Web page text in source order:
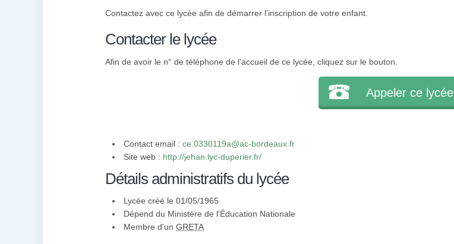
Contactez avec ce lycée afin de démarrer l'inscription de votre enfant.
Contacter le lycée
Afin de avoir le n° de téléphone de l'accueil de ce lycée, cliquez sur le bouton.
Appeler ce lycée
Contact email : ce.0330119a@ac-bordeaux.fr
Site web : http://jehan.lyc-duperier.fr/
Détails administratifs du lycée
Lycée créé le 01/05/1965
Dépend du Ministère de l'Éducation Nationale
Membre d'un GRETA